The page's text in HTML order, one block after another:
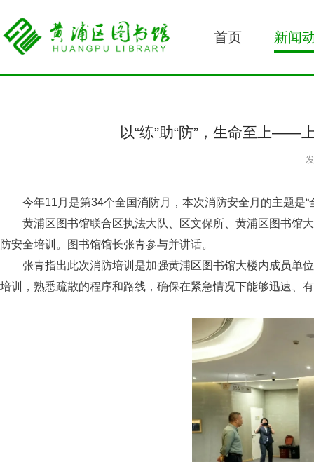
首页 新闻
以“练”助“防”，生命至上——
今年11月是第34个全国消防月，本次消防安全月的主题
黄浦区图书馆联合区执法大队、区文保所、黄浦区图书馆
防安全培训。图书馆馆长张青参与并讲话。
张青指出此次消防培训是加强黄浦区图书馆大楼内成员单
培训，熟悉疏散的程序和路线，确保在紧急情况下能够迅速、